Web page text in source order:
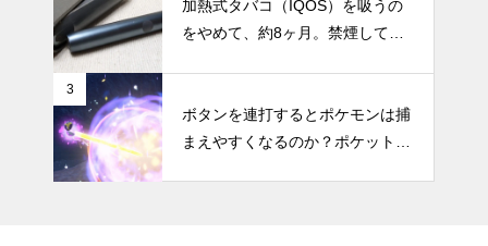
加熱式タバコ（IQOS）を吸うの
をやめて、約8ヶ月。禁煙してか
3
ボタンを連打するとポケモンは捕
まえやすくなるのか？ポケットモ